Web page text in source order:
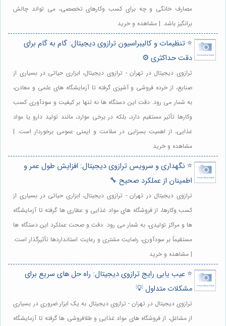
مصارف خانگی و چه برای کسب وکارهای تخصصی، می تواند چالش
برانگیز باشد. | مشاهده و خرید
⭐️ تنظیمات و کالیبراسیون ترازوی دیجیتال: گام به گام برای
دقت حداکثری ⚙️
ترازوی دیجیتال در تهران - ترازوی دیجیتال، ابزاری حیاتی در بسیاری از
صنایع، از خرده فروشی و آشپزی گرفته تا آزمایشگاه های علمی و معادن،
به شمار می رود. دقت این دستگاه ها نه تنها بر کیفیت و سودآوری کسب
وکارها تأثیر مستقیم دارد، بلکه در برخی موارد، مانند تولید دارو یا مواد
غذایی، از اهمیت بسزایی در سلامت و ایمنی عمومی برخوردار است. |
مشاهده و خرید
⭐️ نگهداری و سرویس ترازوی دیجیتال: افزایش طول عمر و
اطمینان از عملکرد صحیح 🔧
ترازوی دیجیتال در تهران - ترازوی دیجیتال، ابزاری حیاتی در بسیاری از
کسب وکارها، از فروشگاه های مواد غذایی و عطاری ها گرفته تا آزمایشگاه
ها و مراکز تولیدی، به شمار می رود. دقت و صحت عملکرد این دستگاه ها
مستقیماً بر سودآوری، رضایت مشتری و رعایت استانداردها تأثیرگذار است.
| مشاهده و خرید
⭐️ عیب یابی رایج ترازوی دیجیتال: راه حل های سریع برای
مشکلات متداول 💡
ترازوی دیجیتال در تهران - ترازوی دیجیتال به یک ابزار ضروری در بسیاری
از مشاغل، از فروشگاه های مواد غذایی و طلافروشی ها گرفته تا آزمایشگاه